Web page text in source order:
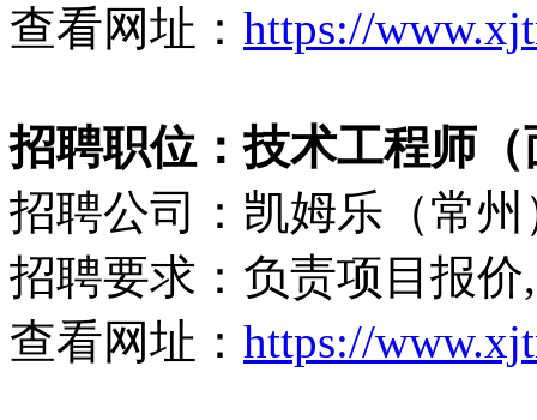
查看网址： https://
招聘职位：技术工程师（
招聘公司：凯姆乐（常
招聘要求：负责项目报
查看网址： https://